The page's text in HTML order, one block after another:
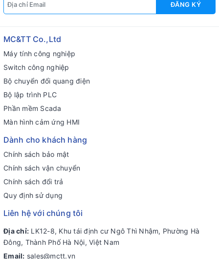
ĐĂNG KÝ
MC&TT Co.,Ltd
Máy tính công nghiệp
Switch công nghiệp
Bộ chuyển đổi quang điện
Bộ lập trình PLC
Phần mềm Scada
Màn hình cảm ứng HMI
Dành cho khách hàng
Chính sách bảo mật
Chính sách vận chuyển
Chính sách đổi trả
Quy định sử dụng
Liên hệ với chúng tôi
Địa chỉ: LK12-8, Khu tái định cư Ngô Thì Nhậm, Phường Hà
Đông, Thành Phố Hà Nội, Việt Nam
Email: sales@mctt.vn